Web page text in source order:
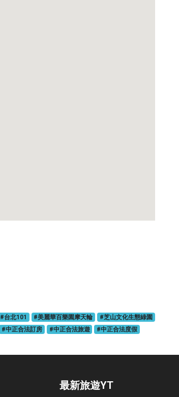
#台北101 #美麗華百樂園摩天輪
#芝山文化生態綠園
#中正合法訂房 #中正合法旅遊
#中正合法度假
最新旅遊YT